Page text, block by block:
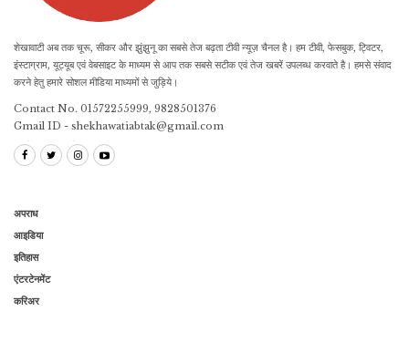
शेखावाटी अब तक चूरू, सीकर और झुंझुनू का सबसे तेज बढ़ता टीवी न्यूज़ चैनल है। हम टीवी, फेसबुक, ट्विटर,
इंस्टाग्राम, यूट्यूब एवं वेबसाइट के माध्यम से आप तक सबसे सटीक एवं तेज खबरें उपलब्ध करवाते है। हमसे संवाद
करने हेतु हमारे सोशल मीडिया माध्यमों से जुड़िये।
Contact No. 01572255999, 9828501376
Gmail ID - shekhawatiabtak@gmail.com
अपराध
आइडिया
इतिहास
एंटरटेनमेंट
करिअर